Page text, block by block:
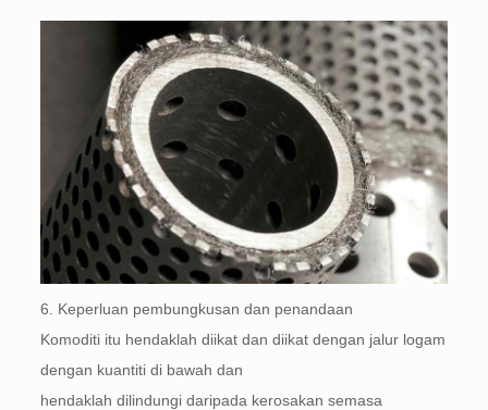
6. Keperluan pembungkusan dan penandaan
Komoditi itu hendaklah diikat dan diikat dengan jalur logam
dengan kuantiti di bawah dan
hendaklah dilindungi daripada kerosakan semasa